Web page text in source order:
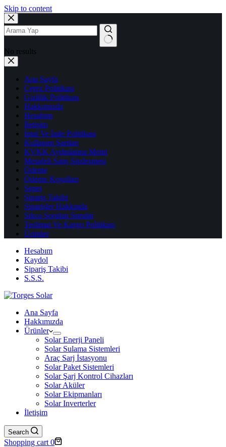
Skip to content
No results
Ana Sayfa
Çerez Politikası
Gizlilik Politikası
Hakkımızda
Hesabım
İletişim
İptal Ve İade Politikası
Kullanım Şartları
KVKK Aydınlatma Metni
Mesafeli Satış Sözleşmesi
Ödeme
Ödeme Koşulları
Sepet
Sipariş Takibi
Siparişler Hakkında
Sıkça Sorulan Sorular
Teslimat Ve Kargo Politikası
Ürünler
Hesabım
Kaydol
Sipariş Takibi
S.S.S.
Ana Sayfa
Hakkımızda
Ürünler
Solar Enerji Paneli
Solar Sulama Sistemleri
Araç Sarj İstasyonu
Solar Paket Sistemleri
Solar Şarj Kontrol Cihazları
Solar Aküler
Solar Ekipmanları
Solar Inverterler
İletişim
Search
Shopping cart 0